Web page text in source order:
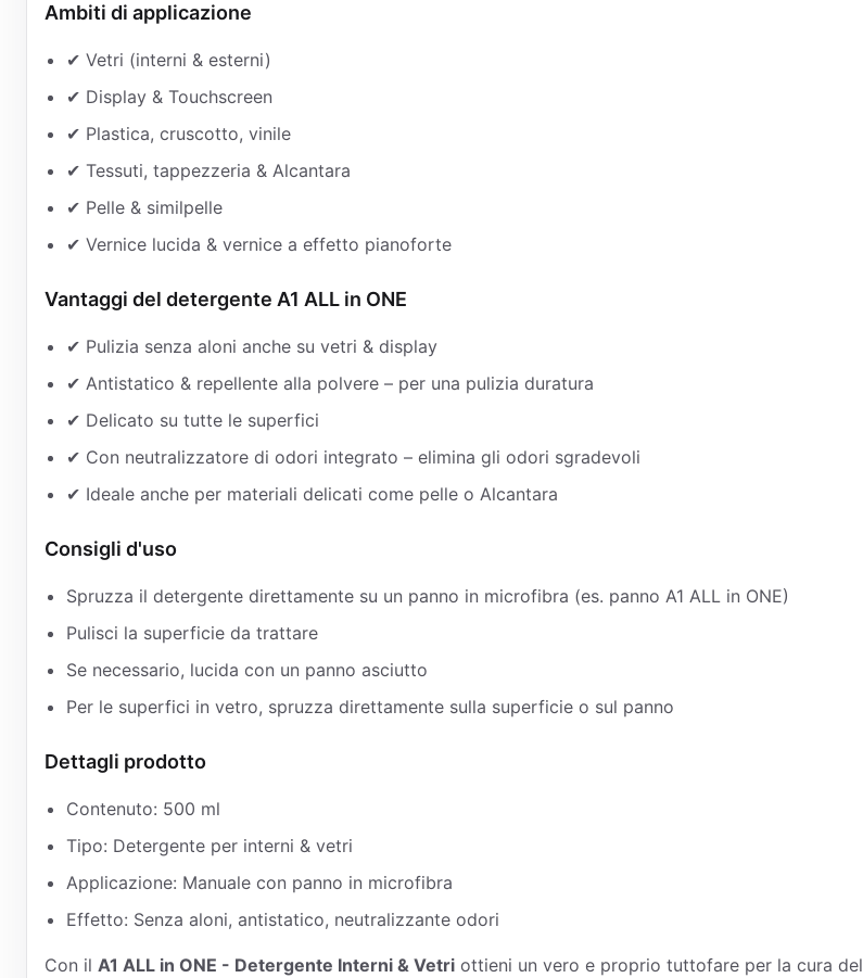
Ambiti di applicazione
✔ Vetri (interni & esterni)
✔ Display & Touchscreen
✔ Plastica, cruscotto, vinile
✔ Tessuti, tappezzeria & Alcantara
✔ Pelle & similpelle
✔ Vernice lucida & vernice a effetto pianoforte
Vantaggi del detergente A1 ALL in ONE
✔ Pulizia senza aloni anche su vetri & display
✔ Antistatico & repellente alla polvere – per una pulizia duratura
✔ Delicato su tutte le superfici
✔ Con neutralizzatore di odori integrato – elimina gli odori sgradevoli
✔ Ideale anche per materiali delicati come pelle o Alcantara
Consigli d'uso
Spruzza il detergente direttamente su un panno in microfibra (es. panno A1 ALL in ONE)
Pulisci la superficie da trattare
Se necessario, lucida con un panno asciutto
Per le superfici in vetro, spruzza direttamente sulla superficie o sul panno
Dettagli prodotto
Contenuto: 500 ml
Tipo: Detergente per interni & vetri
Applicazione: Manuale con panno in microfibra
Effetto: Senza aloni, antistatico, neutralizzante odori
Con il A1 ALL in ONE - Detergente Interni & Vetri ottieni un vero e proprio tuttofare per la cura